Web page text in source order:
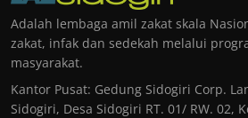
Adalah lembaga amil zakat skala
zakat, infak dan sedekah melalui
masyarakat.
Kantor Pusat: Gedung Sidogiri Corp.
Sidogiri, Desa Sidogiri RT. 01/ RW. 02,